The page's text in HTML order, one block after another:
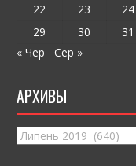
22
23 24
29
30
31
« Чер
Сер »
АРХИВЫ
Архивы